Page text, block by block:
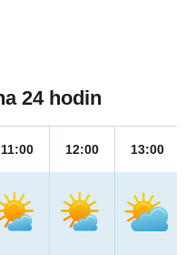
24 hodin
11:00 12:00 13:00